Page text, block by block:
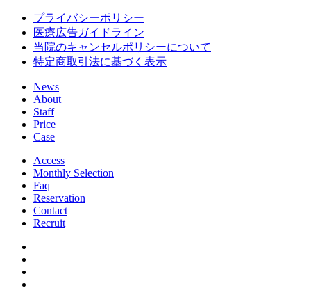
プライバシーポリシー
医療広告ガイドライン
当院のキャンセルポリシーについて
特定商取引法に基づく表示
News
About
Staff
Price
Case
Access
Monthly Selection
Faq
Reservation
Contact
Recruit